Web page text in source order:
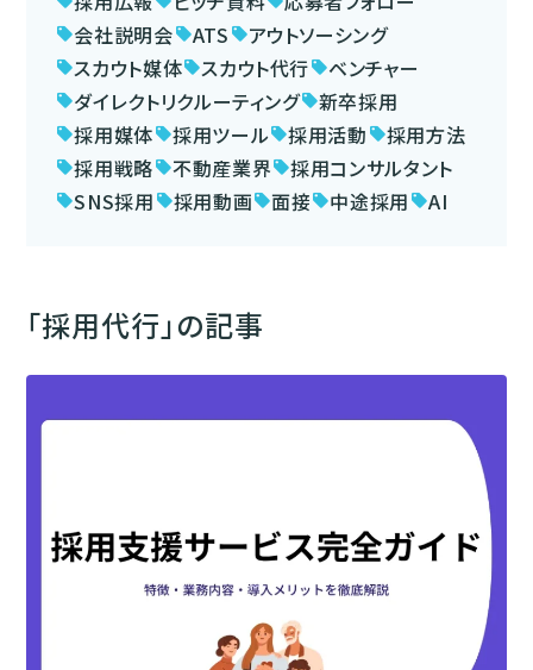
sell会社説明会sellATS sellアウトソーシング
sellスカウト媒体sellスカウト代行sellベンチャー
sellダイレクトリクルーティングsell新卒採用
sell採用媒体sell採用ツールsell採用活動 sell採用方法
sell採用戦略sell不動産業界sell採用コンサルタント
sellSNS採用 sell採用動画sell面接sell中途採用 sellAI
「採用代行」の記事